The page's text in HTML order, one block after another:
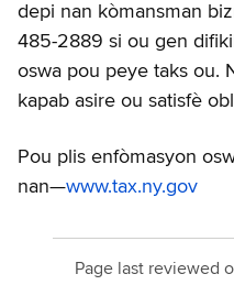
depi nan kòmansman
485-2889 si ou gen
oswa pou peye taks ou.
kapab asire ou satisfè
Pou plis enfòmasyon
nan—www.tax.ny.gov
Page last reviewed